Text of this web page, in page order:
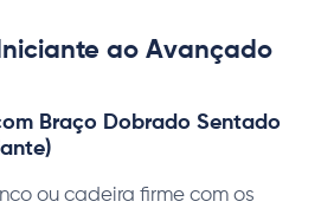
ao Avançado
Braço Dobrado Sentado
ou cadeira firme com os